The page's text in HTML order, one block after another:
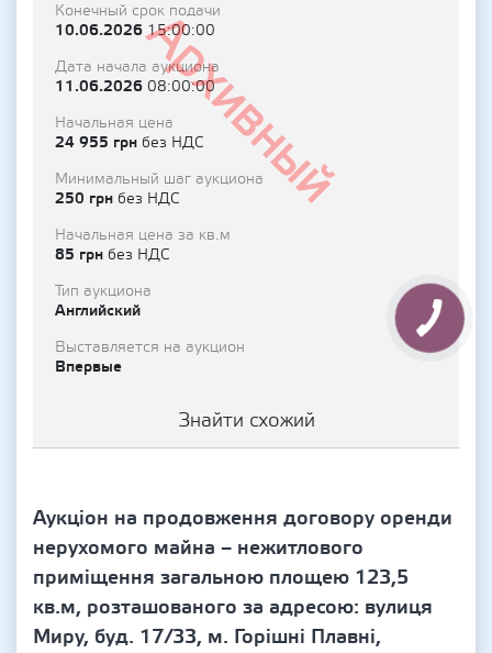
Архивный
Конечный срок подачи
10.06.202615:00:00
Дата начала аукциона
11.06.2026 08:00:00
Начальная цена
24 955 грн без НДС
Минимальный шаг аукциона
250 грн без НДС
Начальная цена за кв.м
85 грн без НДС
Тип аукциона
Английский
Выставляется на аукцион
Впервые
Знайти схожий
Аукціон на продовження договору оренди
нерухомого майна – нежитлового
приміщення загальною площею 123,5
кв.м, розташованого за адресою: вулиця
Миру, буд. 17/33, м. Горішні Плавні,